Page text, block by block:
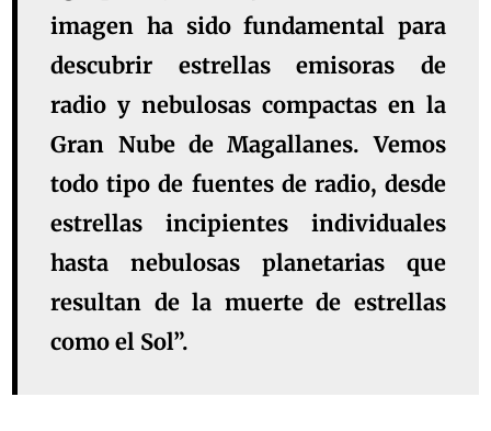
imagen ha sido fundamental para
descubrir estrellas emisoras de
radio y nebulosas compactas en la
Gran Nube de Magallanes. Vemos
todo tipo de fuentes de radio, desde
estrellas incipientes individuales
hasta nebulosas planetarias que
resultan de la muerte de estrellas
como el Sol”.